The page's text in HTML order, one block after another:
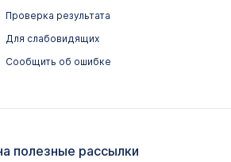
Проверка результата
Для слабовидящих
Сообщить об ошибке
полезные рассылки